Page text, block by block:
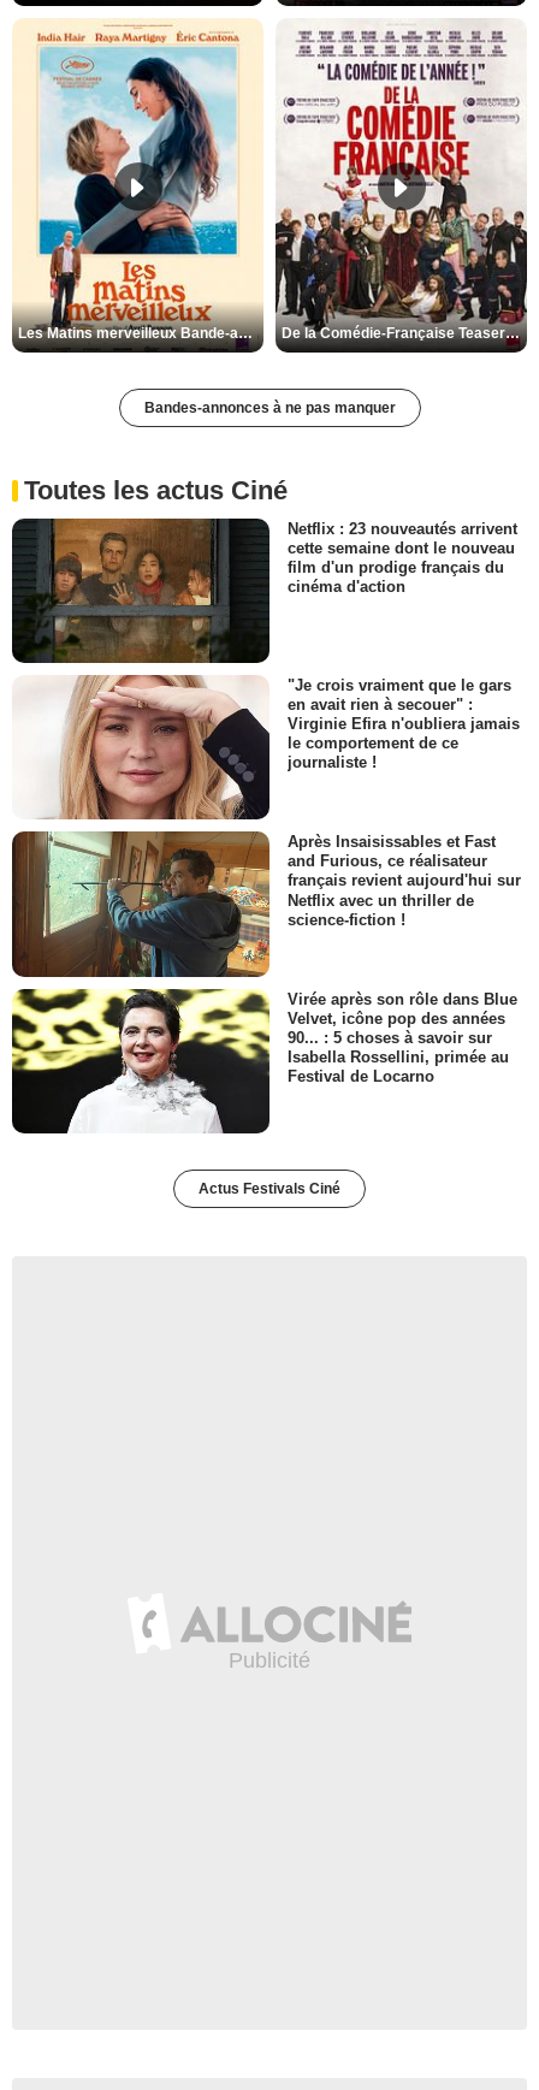
Les Matins merveilleux Bande-annonce VF De la Comédie-Française Teaser VF
Bandes-annonces à ne pas manquer
Toutes les actus Ciné
Netflix : 23 nouveautés arrivent
cette semaine dont le nouveau
film d'un prodige français du
cinéma d'action
"Je crois vraiment que le gars
en avait rien à secouer" :
Virginie Efira n'oubliera jamais
le comportement de ce
journaliste !
Après Insaisissables et Fast
and Furious, ce réalisateur
français revient aujourd'hui sur
Netflix avec un thriller de
science-fiction !
Virée après son rôle dans Blue
Velvet, icône pop des années
90... : 5 choses à savoir sur
Isabella Rossellini, primée au
Festival de Locarno
Actus Festivals Ciné